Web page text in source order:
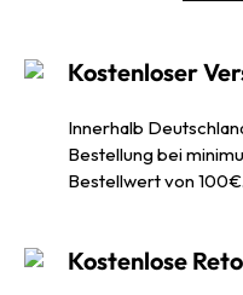
Kostenloser
Innerhalb
Bestellung bei
Bestellwert von 100€.
Kostenlose